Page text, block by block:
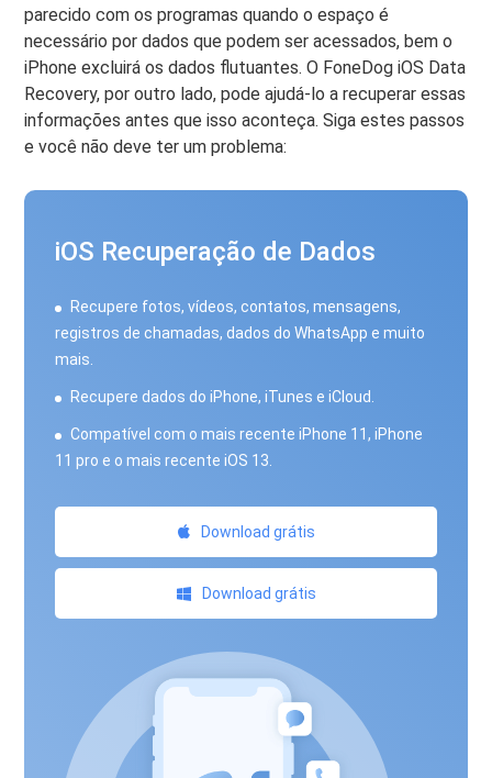
parecido com os programas quando o espaço é
necessário por dados que podem ser acessados, bem o
iPhone excluirá os dados flutuantes. O FoneDog iOS Data
Recovery, por outro lado, pode ajudá-lo a recuperar essas
informações antes que isso aconteça. Siga estes passos
e você não deve ter um problema:
iOS Recuperação de Dados
Recupere fotos, vídeos, contatos, mensagens,
registros de chamadas, dados do WhatsApp e muito
mais.
Recupere dados do iPhone, iTunes e iCloud.
Compatível com o mais recente iPhone 11, iPhone
11 pro e o mais recente iOS 13.
Download grátis
Download grátis